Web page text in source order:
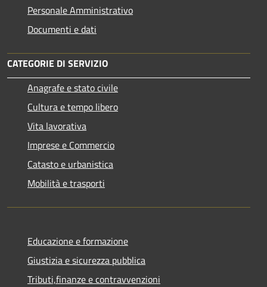
Personale Amministrativo
Documenti e dati
CATEGORIE DI SERVIZIO
Anagrafe e stato civile
Cultura e tempo libero
Vita lavorativa
Imprese e Commercio
Catasto e urbanistica
Mobilità e trasporti
Educazione e formazione
Giustizia e sicurezza pubblica
Tributi,finanze e contravvenzioni